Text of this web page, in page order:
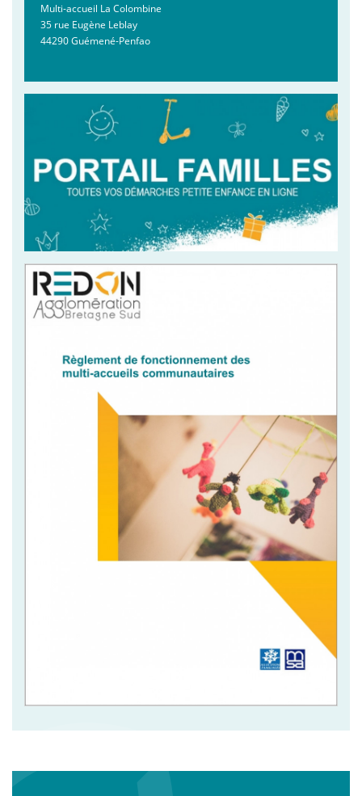
Multi-accueil La Colombine
35 rue Eugène Leblay
44290 Guémené-Penfao